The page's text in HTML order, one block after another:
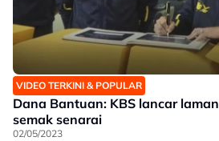
VIDEO TERKINI & POPULAR
Dana Bantuan: KBS lancar
semak senarai
02/05/2023